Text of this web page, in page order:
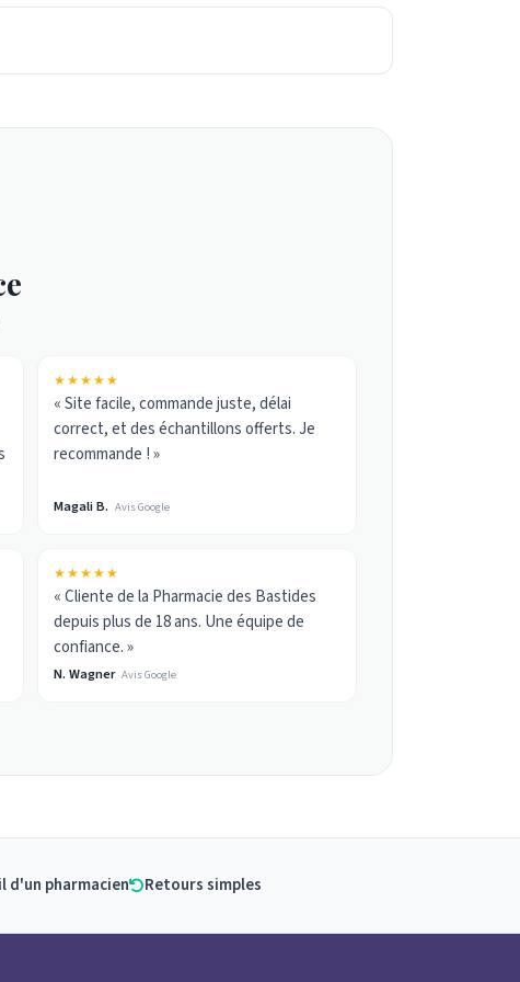
★★★★★
« Site facile, commande juste, délai
correct, et des échantillons offerts. Je
recommande ! »
Magali B. Avis Google
★★★★★
« Cliente de la Pharmacie des Bastides
depuis plus de 18 ans. Une équipe de
confiance. »
N. Wagner Avis Google
d'un pharmacien Retours simples